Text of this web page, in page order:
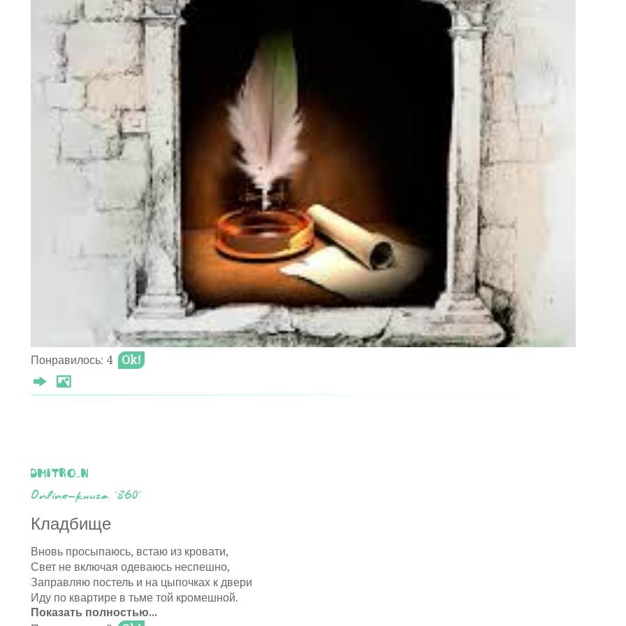
Которому неймётся.
Он всей людской семье
Грозит из-за стены.
Так вечером одна
Я в рассужденьях праздных
Смотрела на экран,
Где уйма новостей,
А снега белизна
Сияющим атласом
Из стёкол тёмных рам
Светила всё сильней.
На сайты заглянуть
Решила на ночь глядя
Про дружбу и любовь.
Но что ни стих - то муть,
И, мысль вовсю изгадив,
Похитив мой архив,
Фонит поэтка вновь.
Кто слово украдёт,
Значения не зная;
Тот вспомнит детский стих
С названьем "Мойдодыр".
Шуршание страниц,
Где воровства улики
Для дальнозорких глаз.
Наловят слов из шика,
В лаврушечьем венке
Брак явят напоказ.
И, прочитав весь бред,
Понравилось: 4 Ok!
dmitro_n
Online-книга '860'
Кладбище
Вновь просыпаюсь, встаю из кровати,
Свет не включая одеваюсь неспешно,
Заправляю постель и на цыпочках к двери
Иду по квартире в тьме той кромешной.
Показать полностью...